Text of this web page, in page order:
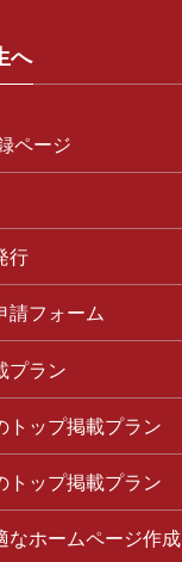
へ
ページ
行
請フォーム
プラン
トップ掲載プラン
トップ掲載プラン
なホームページ作成